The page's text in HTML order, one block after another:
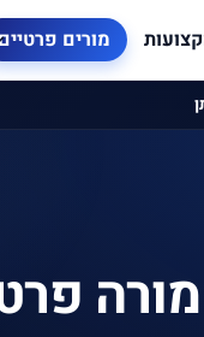
מורים
מורה